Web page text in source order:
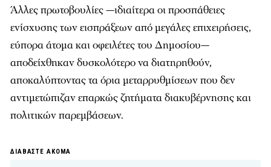
Άλλες πρωτοβουλίες —ιδιαίτερα οι προσπάθειες
ενίσχυσης των εισπράξεων από μεγάλες επιχειρήσεις,
εύπορα άτομα και οφειλέτες του Δημοσίου—
αποδείχθηκαν δυσκολότερο να διατηρηθούν,
αποκαλύπτοντας τα όρια μεταρρυθμίσεων που δεν
αντιμετώπιζαν επαρκώς ζητήματα διακυβέρνησης και
πολιτικών παρεμβάσεων.
ΔΙΑΒΑΣΤΕ ΑΚΟΜΑ